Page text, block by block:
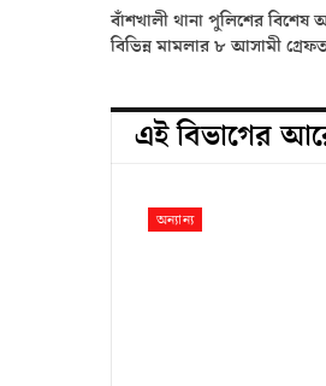
বাঁশখালী থানা পুলিশের বিশেষ
বিভিন্ন মামলার ৮ আসামী
এই বিভাগের
অন্যান্য